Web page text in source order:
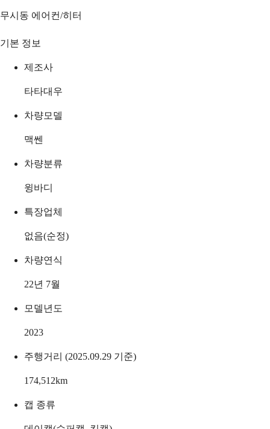
무시동 에어컨/히터
기본 정보
제조사
타타대우
차량모델
맥쎈
차량분류
윙바디
특장업체
없음(순정)
차량연식
22년 7월
모델년도
2023
주행거리 (2025.09.29 기준)
174,512km
캡 종류